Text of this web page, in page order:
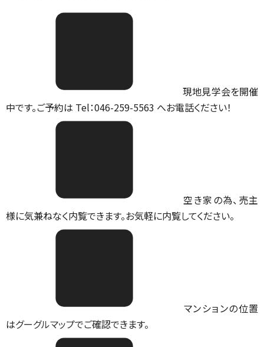
現地見学会を開催
中です。ご予約は Tel：046-259-5563 へお電話ください！
空き家の為、売主
様に気兼ねなく内覧できます。お気軽に内覧してください。
マンションの位置
はグーグルマップでご確認できます。